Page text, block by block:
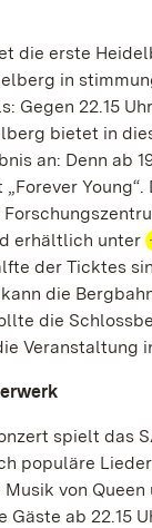
die erste
in
Gegen 22.15
bietet in
an: Denn ab
erhältlich unter
der Ticktes
die
die
Veranstaltung
spielt das
populäre
von
Gäste ab 22.15